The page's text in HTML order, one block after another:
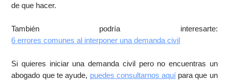
de que hacer.
También podría interesarte:
6 errores comunes al interponer una demanda civil
Si quieres iniciar una demanda civil pero no encuentras un
abogado que te ayude, puedes consultarnos aquípara que un